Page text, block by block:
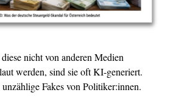
nicht von anderen Medien
werden, sind sie oft KI-generiert.
Fakes von Politiker:innen.